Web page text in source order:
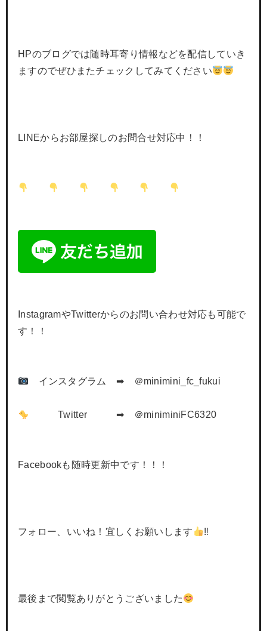
HPのブログでは随時耳寄り情報などを配信していき
ますのでぜひまたチェックしてみてください
LINEからお部屋探しのお問合せ対応中！！
InstagramやTwitterからのお問い合わせ対応も可能で
す！！
インスタグラム ➡ ＠minimini_fc_fukui
Twitter ➡ ＠miniminiFC6320
Facebookも随時更新中です！！！
フォロー、いいね！宜しくお願いします ‼
最後まで閲覧ありがとうございました